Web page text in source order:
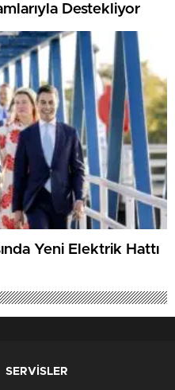
Destekliyor
Yeni Elektrik Hattı
SERVİSLER